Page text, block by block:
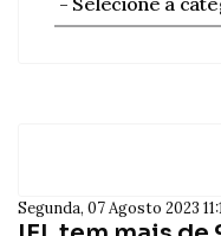
Segunda, 07 Agosto 2023